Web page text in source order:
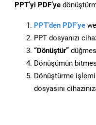
PPT’yi PDF’ye
PPT’den PDF’ye
PPT dosyanızı
“Dönüştür”
Dönüşümün
Dönüştürme
dosyasını